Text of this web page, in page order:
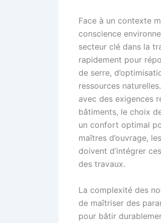
Face à un contexte
conscience
secteur clé dans la
rapidement pour
de serre,
ressources
avec des exigences
bâtiments, le choix
un confort optimal
maîtres d’ouvrage,
doivent d’intégrer
des travaux.
La complexité des
de maîtriser des
pour bâtir